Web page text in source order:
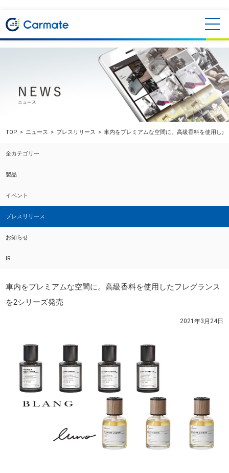
TOP ニュース プレスリリース 車内をプレミアムな空間に。高級香料を使用し
全カテゴリー
製品
イベント
プレスリリース
お知らせ
IR
車内をプレミアムな空間に。高級香料を使用したフレグランス
を2シリーズ発売
2021年3月24日